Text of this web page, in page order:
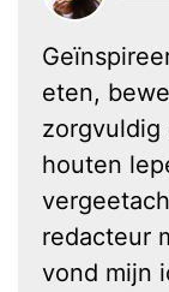
eten,
zorgvuldig
houten
redacteur
vond mijn